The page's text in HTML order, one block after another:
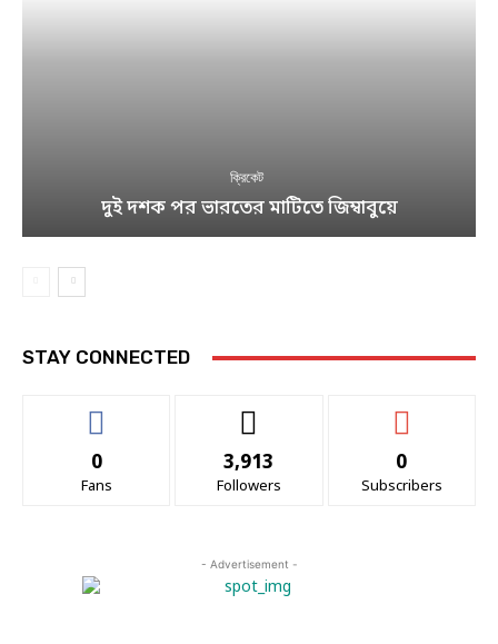
ক্রিকেট
দুই দশক পর ভারতের মাটিতে জিম্বাবুয়ে
STAY CONNECTED
0
Fans
3,913
Followers
0
Subscribers
- Advertisement -